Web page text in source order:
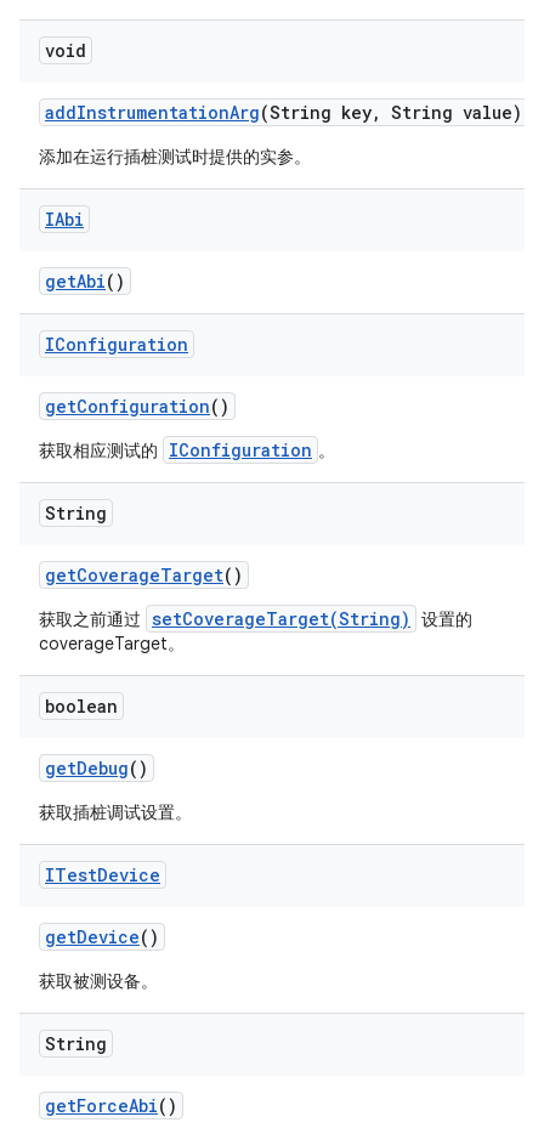
void
addInstrumentationArg(String key, String value)
添加在运行插桩测试时提供的实参。
IAbi
getAbi()
IConfiguration
getConfiguration()
获取相应测试的 IConfiguration 。
String
getCoverageTarget()
获取之前通过 setCoverageTarget(String)
设置的
coverageTarget。
boolean
getDebug()
获取插桩调试设置。
ITestDevice
getDevice()
获取被测设备。
String
getForceAbi()